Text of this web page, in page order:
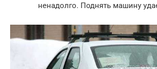
ненадолго. Поднять машину